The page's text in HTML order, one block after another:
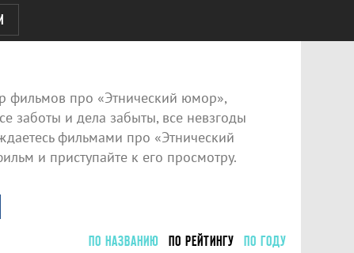
фильмов про «Этнический юмор»,
заботы и дела забыты, все невзгоды
фильмами про «Этнический
и приступайте к его просмотру.
ПО НАЗВАНИЮ ПО РЕЙТИНГУ ПО ГОДУ